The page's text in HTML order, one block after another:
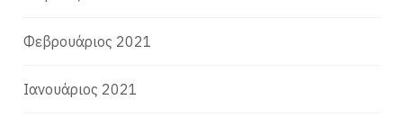
Φεβρουάριος 2021
Ιανουάριος 2021